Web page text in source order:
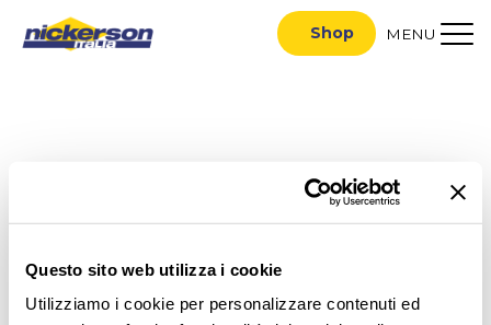
Questo sito web utilizza i cookie
Utilizziamo i cookie per personalizzare contenuti ed
Shop MENU